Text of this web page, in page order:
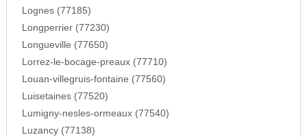
Lognes (77185)
Longperrier (77230)
Longueville (77650)
Lorrez-le-bocage-preaux (77710)
Louan-villegruis-fontaine (77560)
Luisetaines (77520)
Lumigny-nesles-ormeaux (77540)
Luzancy (77138)